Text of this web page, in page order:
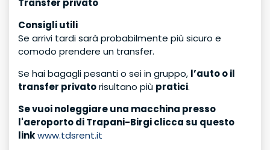
Transfer privato
Consigli utili
Se arrivi tardi sarà probabilmente più sicuro e
comodo prendere un transfer.
Se hai bagagli pesanti o sei in gruppo, l’auto o il
transfer privatorisultano più pratici.
Se vuoi noleggiare una macchina presso
l'aeroporto di Trapani-Birgi clicca su questo
linkwww.tdsrent.it